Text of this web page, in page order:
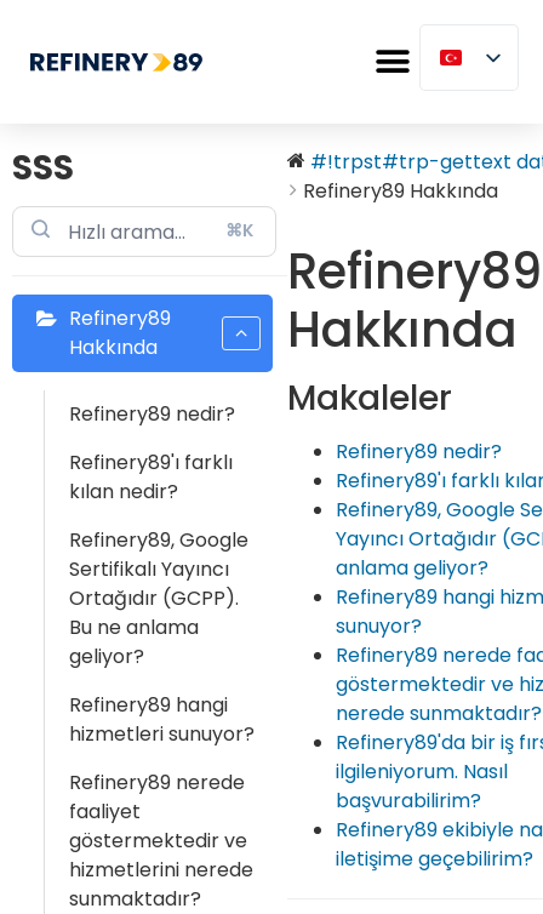
SSS
⌘K
Refinery89
Hakkında
Refinery89 nedir?
Refinery89'ı farklı
kılan nedir?
Refinery89, Google
Sertifikalı Yayıncı
Ortağıdır (GCPP).
Bu ne anlama
geliyor?
Refinery89 hangi
hizmetleri sunuyor?
Refinery89 nerede
faaliyet
göstermektedir ve
hizmetlerini nerede
sunmaktadır?
#!trpst#trp-gettext
Refinery89 Hakkında
Refinery89
Hakkında
Makaleler
Refinery89 nedir?
Refinery89'ı farklı
Refinery89, Google
Yayıncı Ortağıdır
anlama geliyor?
Refinery89 hangi
sunuyor?
Refinery89 nerede
göstermektedir ve
nerede sunmaktadır?
Refinery89'da bir iş
ilgileniyorum. Nasıl
başvurabilirim?
Refinery89 ekibiyle
iletişime geçebilirim?